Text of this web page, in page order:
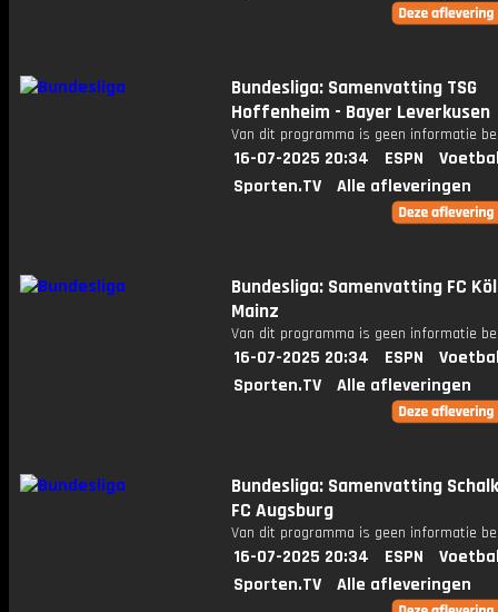
Bundesliga: Samenvatting TSG
Hoffenheim - Bayer Leverkusen
Van dit programma is geen informatie
16-07-2025 20:34 ESPN
Sporten.TV
Alle afleveringen
Bundesliga: Samenvatting FC
Mainz
Van dit programma is geen informatie
16-07-2025 20:34 ESPN
Sporten.TV
Alle afleveringen
Bundesliga: Samenvatting
FC Augsburg
Van dit programma is geen informatie
16-07-2025 20:34 ESPN
Sporten.TV
Alle afleveringen